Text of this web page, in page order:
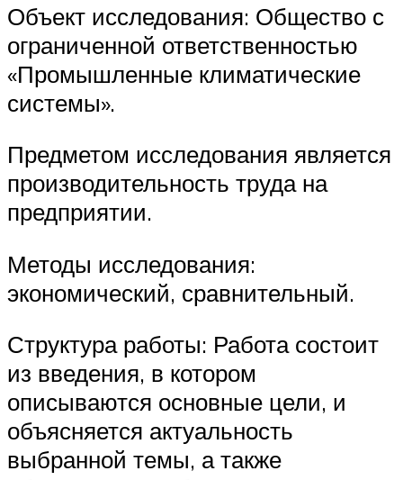
Объект исследования: Общество с
ограниченной ответственностью
«Промышленные климатические
системы».
Предметом исследования является
производительность труда на
предприятии.
Методы исследования:
экономический, сравнительный.
Структура работы: Работа состоит
из введения, в котором
описываются основные цели, и
объясняется актуальность
выбранной темы, а также